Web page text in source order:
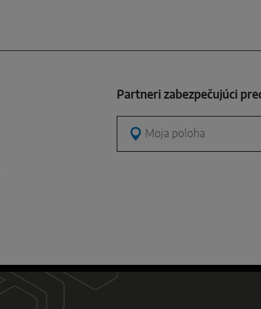
Partneri zabezpečujúci
Moja poloha